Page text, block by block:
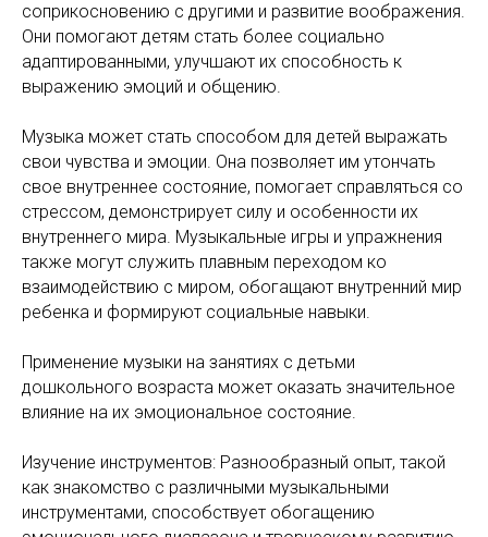
соприкосновению с другими и развитие воображения.
Они помогают детям стать более социально
адаптированными, улучшают их способность к
выражению эмоций и общению.
Музыка может стать способом для детей выражать
свои чувства и эмоции. Она позволяет им утончать
свое внутреннее состояние, помогает справляться со
стрессом, демонстрирует силу и особенности их
внутреннего мира. Музыкальные игры и упражнения
также могут служить плавным переходом ко
взаимодействию с миром, обогащают внутренний мир
ребенка и формируют социальные навыки.
Применение музыки на занятиях с детьми
дошкольного возраста может оказать значительное
влияние на их эмоциональное состояние.
Изучение инструментов: Разнообразный опыт, такой
как знакомство с различными музыкальными
инструментами, способствует обогащению